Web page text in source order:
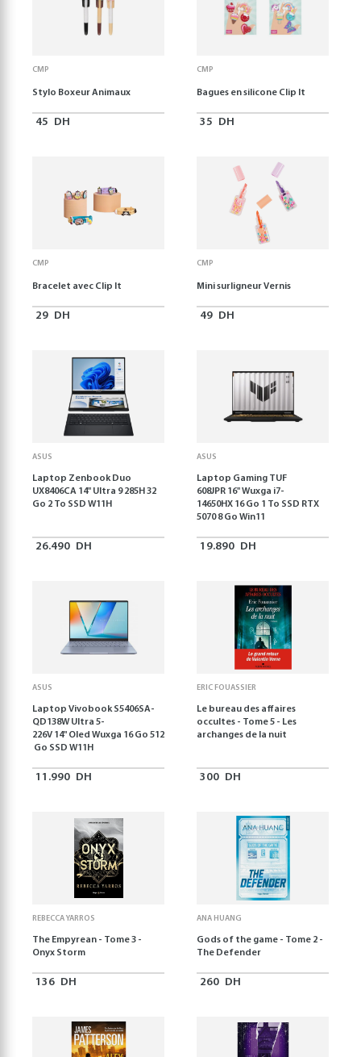
CMP
Stylo Boxeur Animaux
45 DH
CMP
Bagues en silicone Clip It
35 DH
CMP
Bracelet avec Clip It
29 DH
CMP
Mini surligneur Vernis
49 DH
ASUS
Laptop Zenbook Duo
UX8406CA 14'' Ultra 9 285H 32
Go 2 To SSD W11H
26.490 DH
ASUS
Laptop Gaming TUF
608JPR 16'' Wuxga i7-
14650HX 16 Go 1 To SSD RTX
5070 8 Go Win11
19.890 DH
ASUS
Laptop Vivobook S5406SA-
QD138W Ultra 5-
226V 14" Oled Wuxga 16 Go 512
Go SSD W11H
11.990 DH
ERIC FOUASSIER
Le bureau des affaires
occultes - Tome 5 - Les
archanges de la nuit
300 DH
REBECCA YARROS
The Empyrean - Tome 3 -
Onyx Storm
136 DH
ANA HUANG
Gods of the game - Tome 2 -
The Defender
260 DH